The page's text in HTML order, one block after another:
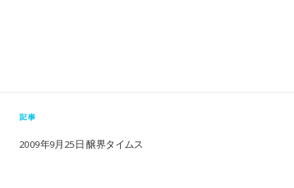
記事
2009年9月25日 醸界タイムス